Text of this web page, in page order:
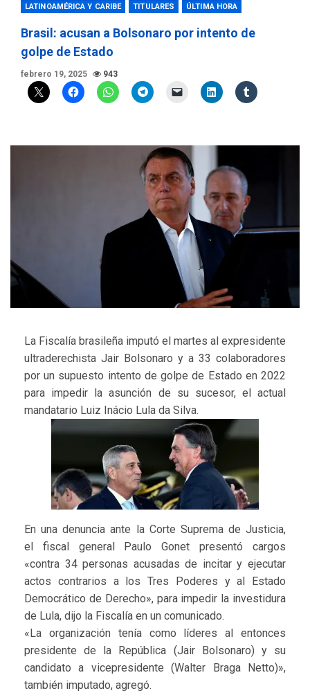
LATINOAMÉRICA Y CARIBE TITULARES ÚLTIMA HORA
Brasil: acusan a Bolsonaro por intento de
golpe de Estado
febrero 19, 2025 943
La Fiscalía brasileña imputó el martes al expresidente
ultraderechista Jair Bolsonaro y a 33 colaboradores
por un supuesto intento de golpe de Estado en 2022
para impedir la asunción de su sucesor, el actual
mandatario Luiz Inácio Lula da Silva.
En una denuncia ante la Corte Suprema de Justicia,
el fiscal general Paulo Gonet presentó cargos
«contra 34 personas acusadas de incitar y ejecutar
actos contrarios a los Tres Poderes y al Estado
Democrático de Derecho», para impedir la investidura
de Lula, dijo la Fiscalía en un comunicado.
«La organización tenía como líderes al entonces
presidente de la República (Jair Bolsonaro) y su
candidato a vicepresidente (Walter Braga Netto)»,
también imputado, agregó.